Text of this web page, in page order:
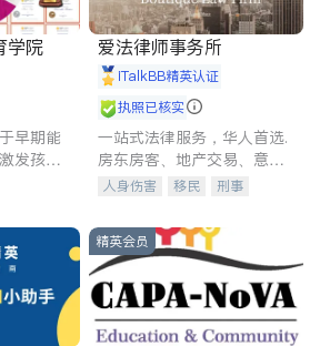
学院
早期能
发孩子
理念：
功的基
爱法律师事务所
iTalkBB精英认证
执照已核实
一站式法律服务，华人首选.
房东房客、地产交易、意外
伤害、车祸重伤、商业诉
建筑合同、刑事案件全包办
人身伤害 移民
刑事
信托/遗嘱
商业
索赔
律师-其它 保释
精英会员